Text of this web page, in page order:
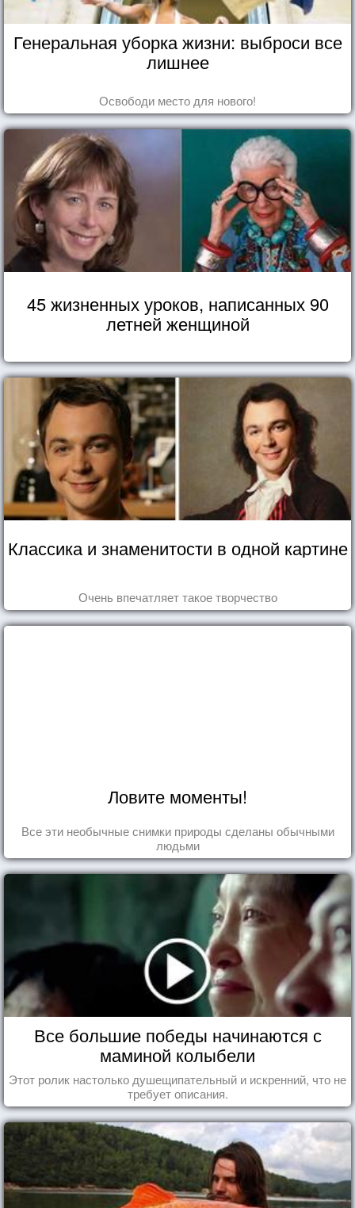
Генеральная уборка жизни: выброси все
лишнее
Освободи место для нового!
45 жизненных уроков, написанных 90
летней женщиной
Классика и знаменитости в одной картине
Очень впечатляет такое творчество
Ловите моменты!
Все эти необычные снимки природы сделаны обычными
людьми
Все большие победы начинаются с
маминой колыбели
Этот ролик настолько душещипательный и искренний, что не
требует описания.